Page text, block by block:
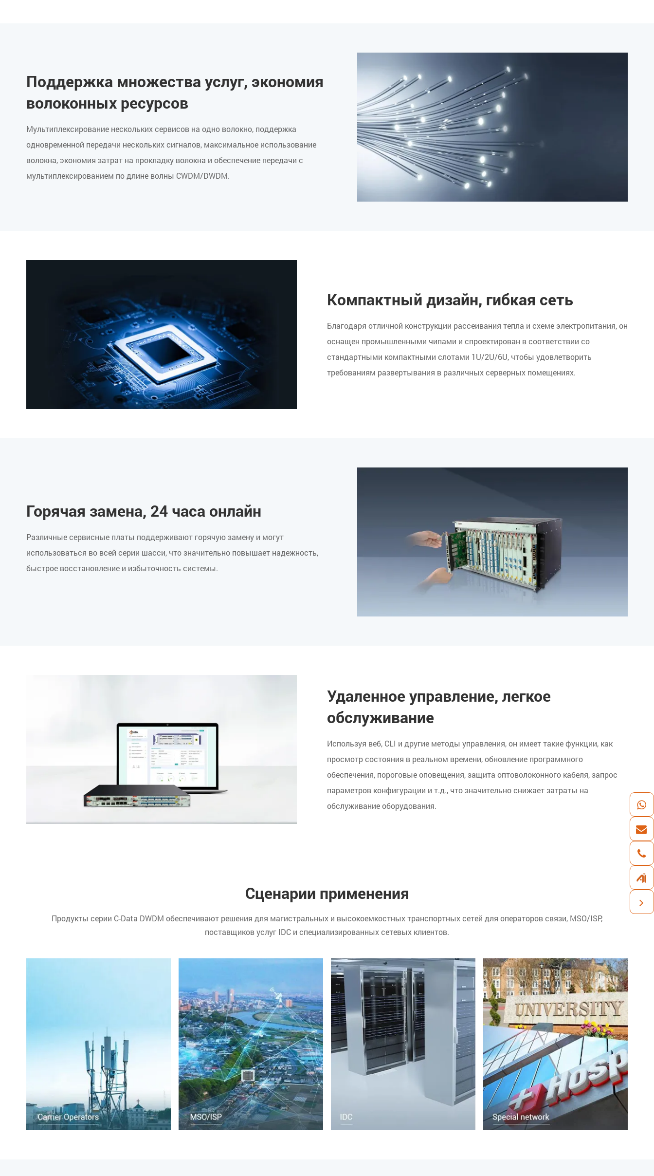
Поддержка множества услуг, экономия
волоконных ресурсов
Мультиплексирование нескольких сервисов на одно волокно, поддержка
одновременной передачи нескольких сигналов, максимальное использование
волокна, экономия затрат на прокладку волокна и обеспечение передачи с
мультиплексированием по длине волны CWDM/DWDM.
Компактный дизайн, гибкая сеть
Благодаря отличной конструкции рассеивания тепла и схеме электропитания, он
оснащен промышленными чипами и спроектирован в соответствии со
стандартными компактными слотами 1U/2U/6U, чтобы удовлетворить
требованиям развертывания в различных серверных помещениях.
Горячая замена, 24 часа онлайн
Различные сервисные платы поддерживают горячую замену и могут
использоваться во всей серии шасси, что значительно повышает надежность,
быстрое восстановление и избыточность системы.
Удаленное управление, легкое
обслуживание
Используя веб, CLI и другие методы управления, он имеет такие функции, как
просмотр состояния в реальном времени, обновление программного
обеспечения, пороговые оповещения, защита оптоволоконного кабеля, запрос
параметров конфигурации и т.д., что значительно снижает затраты на
обслуживание оборудования.
Сценарии применения
Продукты серии C-Data DWDM обеспечивают решения для магистральных и высокоемкостных транспортных сетей для операторов связи, MSO/ISP,
поставщиков услуг IDC и специализированных сетевых клиентов.